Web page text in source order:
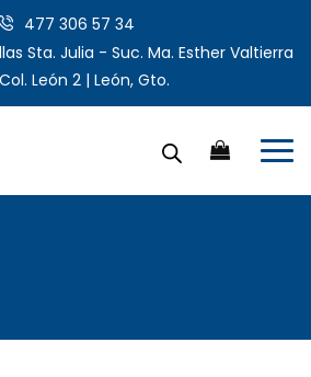
477 306 57 34
Sta. Julia - Suc. Ma. Esther Valtierra
León 2 | León, Gto.